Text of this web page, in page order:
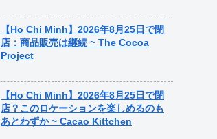
【Ho Chi Minh】2026年8月25日で閉
店：商品販売は継続 ~ The Cocoa
Project
【Ho Chi Minh】2026年8月25日で閉
店？このロケーションを楽しめるのも
あとわずか ~ Cacao Kittchen